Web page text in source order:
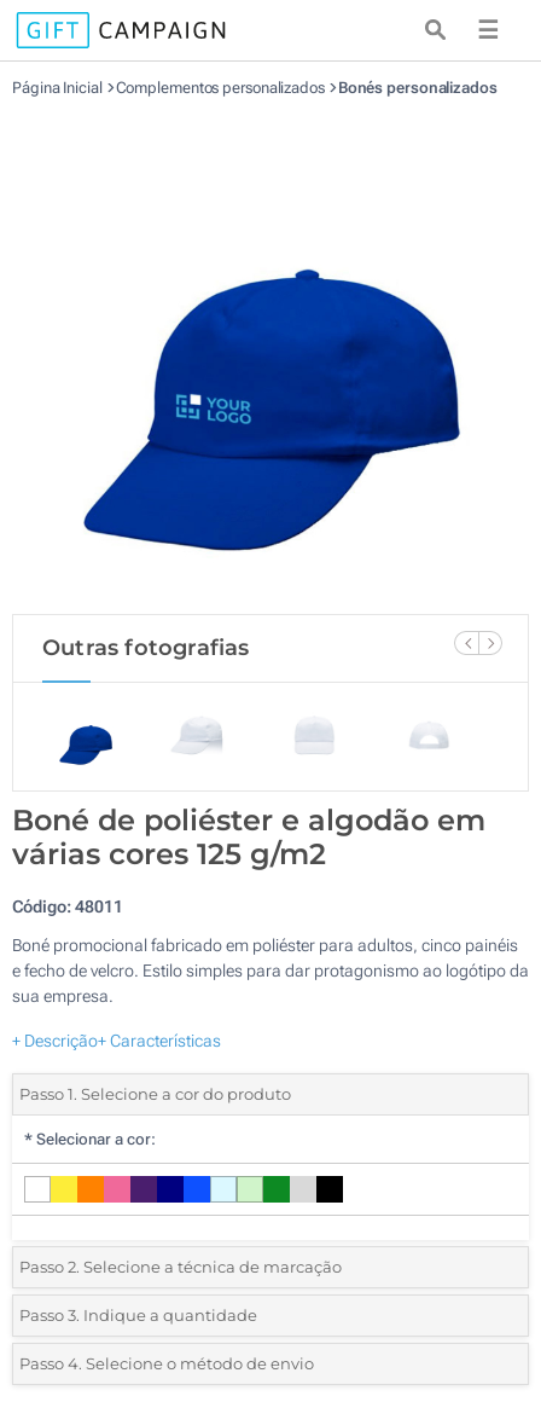
☰
Página Inicial Complementos personalizados Bonés personalizados
Outras fotografias
Boné de poliéster e algodão em
várias cores 125 g/m2
Código:48011
Boné promocional fabricado em poliéster para adultos, cinco painéis
e fecho de velcro. Estilo simples para dar protagonismo ao logótipo da
sua empresa.
+ Descrição+ Características
Passo 1. Selecione a cor do produto
* Selecionar a cor:
Passo 2. Selecione a técnica de marcação
*Selecione o tipo de marcação e as cores do logotipo:
1 Cor (Na frente)
Passo 3. Indique a quantidade
*Quantidade mínima:25
Passo 4. Selecione o método de envio